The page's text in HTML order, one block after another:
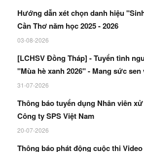
Hướng dẫn xét chọn danh hiệu
Cần Thơ năm học 2025 - 2026
03-08-2026
[LCHSV Đồng Tháp] - Tuyển tình
"Mùa hè xanh 2026" - Mang sức
31-07-2026
Thông báo tuyển dụng Nhân viên
Công ty SPS Việt Nam
20-07-2026
Thông báo phát động cuộc thi